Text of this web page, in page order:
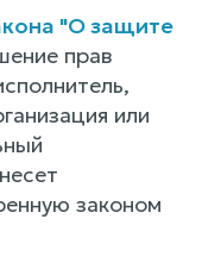
"О защите
прав
или
законом